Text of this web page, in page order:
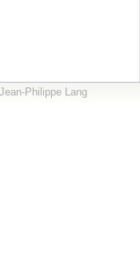
Philippe Lang